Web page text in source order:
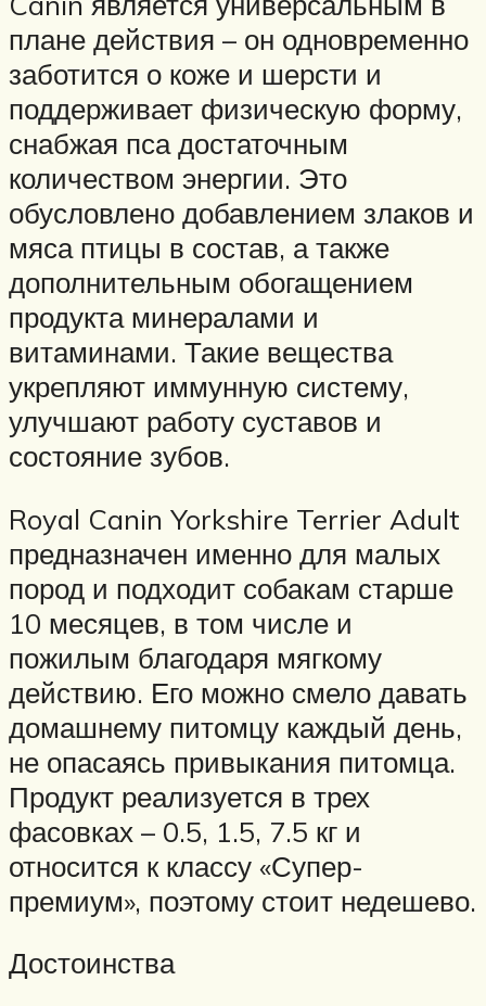
плане действия – он одновременно
заботится о коже и шерсти и
поддерживает физическую форму,
снабжая пса достаточным
количеством энергии. Это
обусловлено добавлением злаков и
мяса птицы в состав, а также
дополнительным обогащением
продукта минералами и
витаминами. Такие вещества
укрепляют иммунную систему,
улучшают работу суставов и
состояние зубов.
Royal Canin Yorkshire Terrier Adult
предназначен именно для малых
пород и подходит собакам старше
10 месяцев, в том числе и
пожилым благодаря мягкому
действию. Его можно смело давать
домашнему питомцу каждый день,
не опасаясь привыкания питомца.
Продукт реализуется в трех
фасовках – 0.5, 1.5, 7.5 кг и
относится к классу «Супер-
премиум», поэтому стоит недешево.
Достоинства